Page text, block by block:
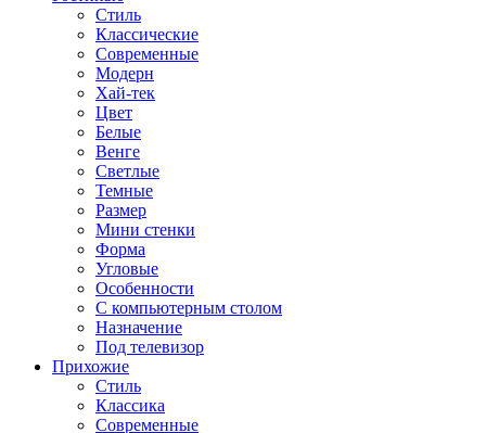
Стиль
Классические
Современные
Модерн
Хай-тек
Цвет
Белые
Венге
Светлые
Темные
Размер
Мини стенки
Форма
Угловые
Особенности
С компьютерным столом
Назначение
Под телевизор
Прихожие
Стиль
Классика
Современные